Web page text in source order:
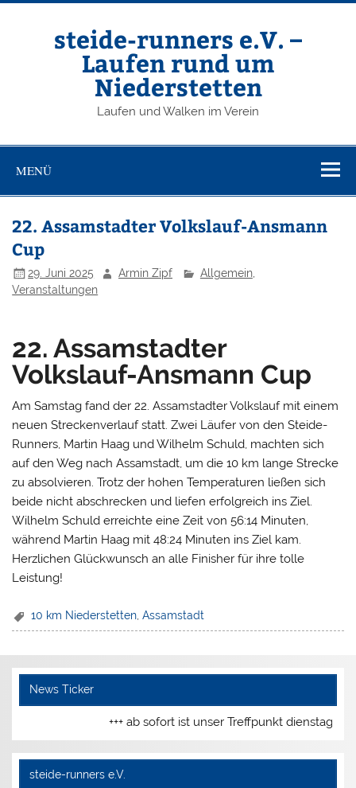
Zum
steide-runners e.V. –
Laufen rund um
Niederstetten
Laufen und Walken im Verein
MENÜ
22. Assamstadter Volkslauf-Ansmann
Cup
29. Juni 2025 Armin Zipf Allgemein,
Veranstaltungen
22. Assamstadter
Volkslauf-Ansmann Cup
Am Samstag fand der 22. Assamstadter Volkslauf mit einem
neuen Streckenverlauf statt. Zwei Läufer von den Steide-
Runners, Martin Haag und Wilhelm Schuld, machten sich
auf den Weg nach Assamstadt, um die 10 km lange Strecke
zu absolvieren. Trotz der hohen Temperaturen ließen sich
beide nicht abschrecken und liefen erfolgreich ins Ziel.
Wilhelm Schuld erreichte eine Zeit von 56:14 Minuten,
während Martin Haag mit 48:24 Minuten ins Ziel kam.
Herzlichen Glückwunsch an alle Finisher für ihre tolle
Leistung!
10 km Niederstetten ,Assamstadt
News Ticker
+++ ab sofort ist unser Treffpunkt dienstags
steide-runners e.V.